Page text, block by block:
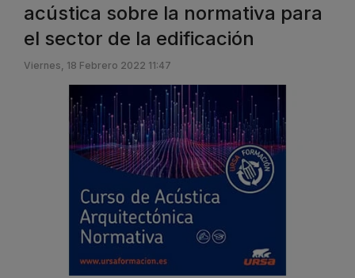
acústica sobre la normativa para
el sector de la edificación
Viernes, 18 Febrero 2022 11:47